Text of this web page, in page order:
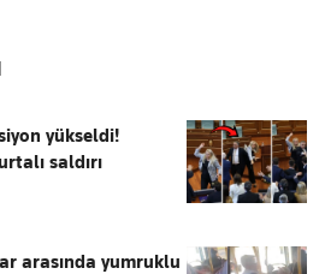
yükseldi!
saldırı
arasında yumruklu